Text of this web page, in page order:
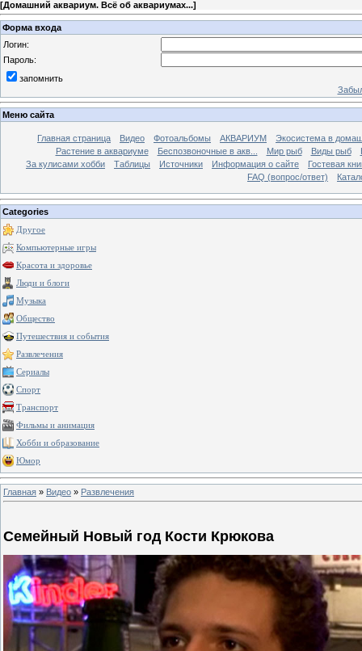
[Домашний аквариум. Всё об аквариумах...]
Форма входа
Логин:
Пароль:
запомнить
Меню сайта
Главная страница Видео Фотоальбомы АКВАРИУМ
Экосистема в
Растение в аквариуме
Беспозвоночные в акв... Мир рыб Виды рыб
За кулисами хобби
Таблицы Источники Информация о сайте
Гостевая
FAQ (вопрос/ответ)
Categories
Другое
Компьютерные игры
Красота и здоровье
Люди и блоги
Музыка
Общество
Путешествия и события
Развлечения
Сериалы
Спорт
Транспорт
Фильмы и анимация
Хобби и образование
Юмор
Главная » Видео » Развлечения
Семейный Новый год Кости Крюкова